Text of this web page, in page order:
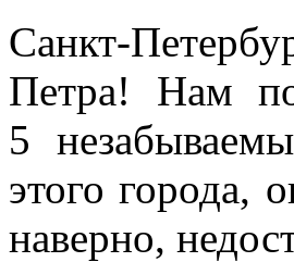
Санкт-
Петра! Нам
5
этого города,
наверно,